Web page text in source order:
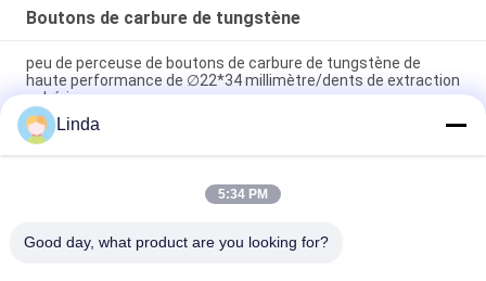
Boutons de carbure de tungstène
peu de perceuse de boutons de carbure de tungstène de
haute performance de ∅22*34 millimètre/dents de extraction
sphériques
Insertion outil par pastilles de carbure de tungstène de Dth
pour le matériel dur de perceuse de charbonnage
peu principal rond d'astuces d'insertion de bouton de carbure
Linda
5:34 PM
Good day, what product are you looking for?